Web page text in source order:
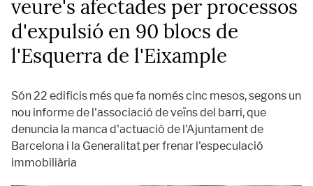
veure's afectades per processos
d'expulsió en 90 blocs de
l'Esquerra de l'Eixample
Són 22 edificis més que fa només cinc mesos, segons un
nou informe de l'associació de veïns del barri, que
denuncia la manca d'actuació de l'Ajuntament de
Barcelona i la Generalitat per frenar l'especulació
immobiliària